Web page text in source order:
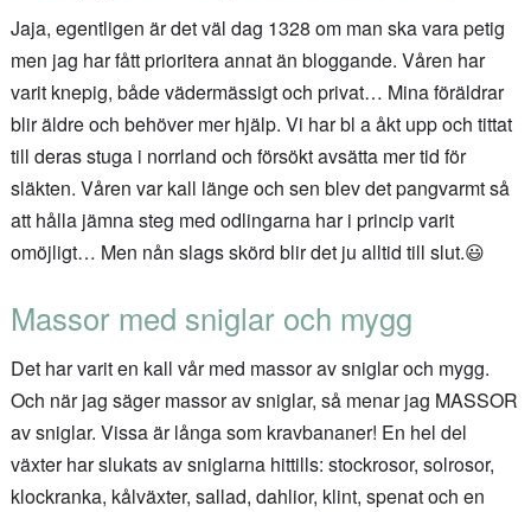
Jaja, egentligen är det väl dag 1328 om man ska vara petig
men jag har fått prioritera annat än bloggande. Våren har
varit knepig, både vädermässigt och privat… Mina föräldrar
blir äldre och behöver mer hjälp. Vi har bl a åkt upp och tittat
till deras stuga i norrland och försökt avsätta mer tid för
släkten. Våren var kall länge och sen blev det pangvarmt så
att hålla jämna steg med odlingarna har i princip varit
omöjligt… Men nån slags skörd blir det ju alltid till slut.😃
Massor med sniglar och mygg
Det har varit en kall vår med massor av sniglar och mygg.
Och när jag säger massor av sniglar, så menar jag MASSOR
av sniglar. Vissa är långa som kravbananer! En hel del
växter har slukats av sniglarna hittills: stockrosor, solrosor,
klockranka, kålväxter, sallad, dahlior, klint, spenat och en